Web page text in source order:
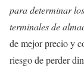
para determinar
terminales de
de mejor precio y
riesgo de perder